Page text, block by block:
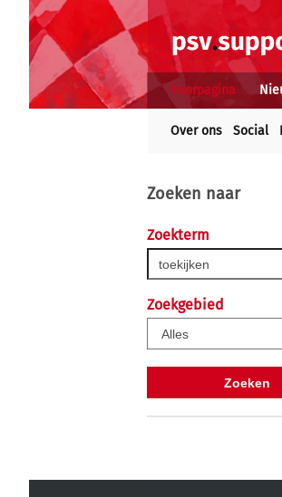
Voorpagina
Over ons Social
Zoeken naar
Zoekterm
Zoekgebied